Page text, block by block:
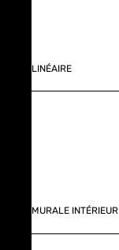
LINÉAIRE
MURALE INTÉRIEUR